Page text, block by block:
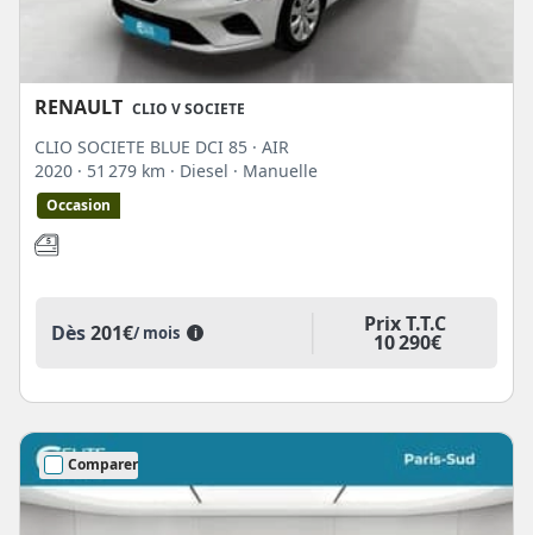
RENAULT CLIO V SOCIETE
CLIO SOCIETE BLUE DCI 85 · AIR
2020 · 51 279 km · Diesel · Manuelle
Occasion
Dès201€/ mois i Prix T.T.C
10 290€
Comparer